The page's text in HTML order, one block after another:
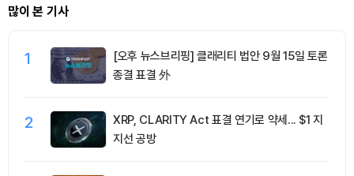
많이 본 기사
1
[오후 뉴스브리핑] 클래리티 법안 9월 15일 토론
종결 표결 外
2
XRP, CLARITY Act 표결 연기로 약세... $1 지
지선 공방